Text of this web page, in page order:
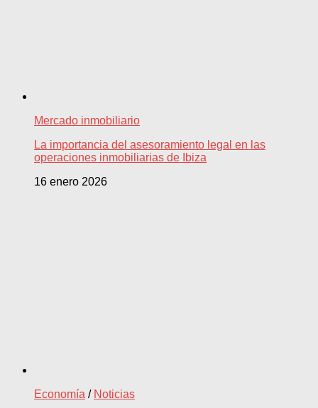
Mercado inmobiliario
La importancia del asesoramiento legal en las
operaciones inmobiliarias de Ibiza
16 enero 2026
Economía / Noticias